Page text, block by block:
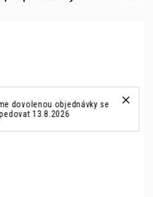
dovolenou objednávky se
13.8.2026